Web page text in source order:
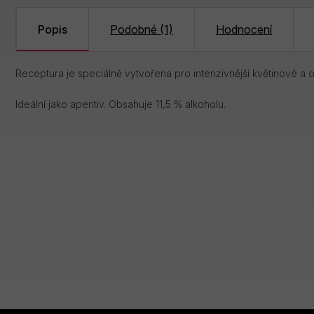
Popis Podobné (1) Hodnocení
Receptura je speciálně vytvořena pro intenzivnější květinové a
Ideální jako aperitiv. Obsahuje 11,5 % alkoholu.